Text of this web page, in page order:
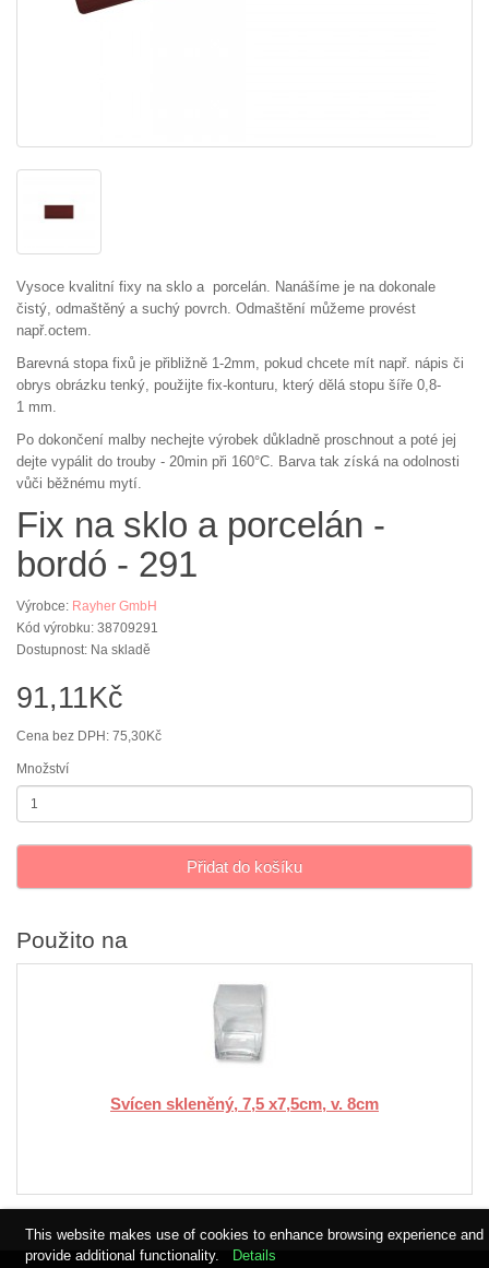
Vysoce kvalitní fixy na sklo a porcelán. Nanášíme je na dokonale
čistý, odmaštěný a suchý povrch. Odmaštění můžeme provést
např.octem.
Barevná stopa fixů je přibližně 1-2mm, pokud chcete mít např. nápis či
obrys obrázku tenký, použijte fix-konturu, který dělá stopu šíře 0,8-
1 mm.
Po dokončení malby nechejte výrobek důkladně proschnout a poté jej
dejte vypálit do trouby - 20min při 160°C. Barva tak získá na odolnosti
vůči běžnému mytí.
Fix na sklo a porcelán -
bordó - 291
Výrobce: Rayher GmbH
Kód výrobku: 38709291
Dostupnost: Na skladě
91,11Kč
Cena bez DPH: 75,30Kč
Množství
Přidat do košíku
Použito na
Svícen skleněný, 7,5 x7,5cm, v. 8cm
This website makes use of cookies to enhance browsing experience and
provide additional functionality.
Details